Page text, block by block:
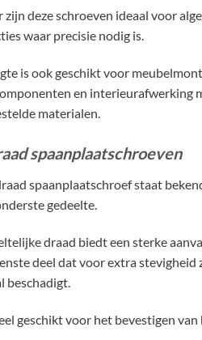
zijn deze schroeven ideaal voor
waar precisie nodig is.
is ook geschikt voor
en interieurafwerking
materialen.
spaanplaatschroeven
spaanplaatschroef staat
gedeelte.
draad biedt een sterke
deel dat voor extra
beschadigt.
geschikt voor het bevestigen